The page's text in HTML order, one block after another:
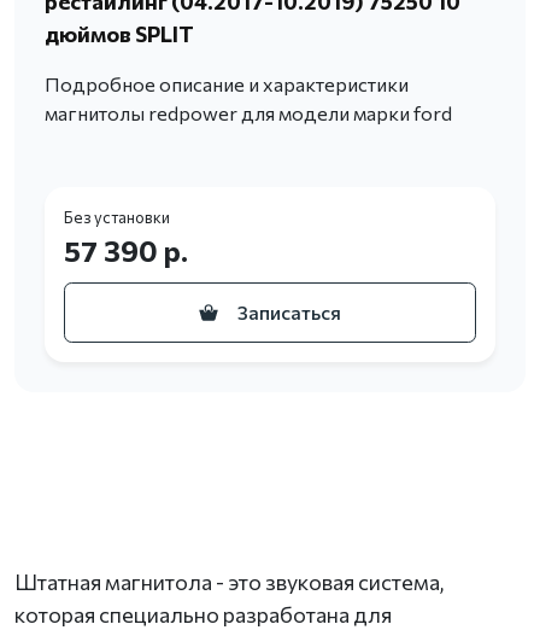
дюймов SPLIT
Подробное описание и характеристики
магнитолы redpower для модели марки ford
Без установки
57 390 р.
Записаться
Штатная магнитола - это звуковая система,
которая специально разработана для